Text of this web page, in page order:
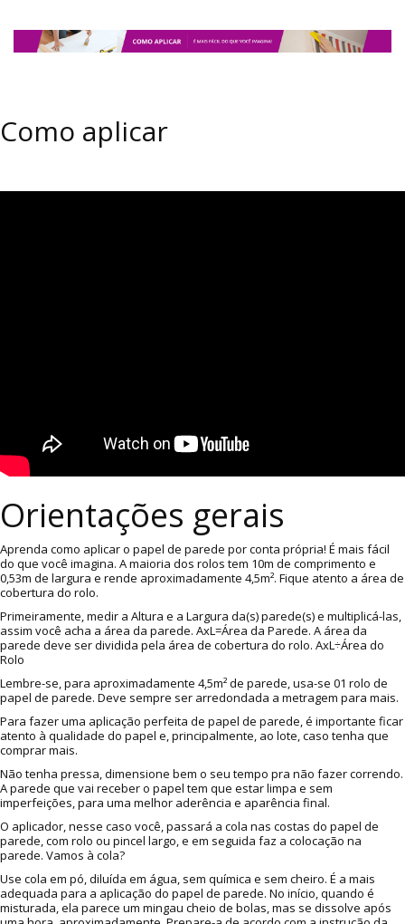
Como aplicar
Orientações gerais
Aprenda como aplicar o papel de parede por conta própria! É mais fácil
do que você imagina. A maioria dos rolos tem 10m de comprimento e
0,53m de largura e rende aproximadamente 4,5m². Fique atento a área de
cobertura do rolo.
Primeiramente, medir a Altura e a Largura da(s) parede(s) e multiplicá-las,
assim você acha a área da parede. AxL=Área da Parede. A área da
parede deve ser dividida pela área de cobertura do rolo. AxL÷Área do
Rolo
Lembre-se, para aproximadamente 4,5m² de parede, usa-se 01 rolo de
papel de parede. Deve sempre ser arredondada a metragem para mais.
Para fazer uma aplicação perfeita de papel de parede, é importante ficar
atento à qualidade do papel e, principalmente, ao lote, caso tenha que
comprar mais.
Não tenha pressa, dimensione bem o seu tempo pra não fazer correndo.
A parede que vai receber o papel tem que estar limpa e sem
imperfeições, para uma melhor aderência e aparência final.
O aplicador, nesse caso você, passará a cola nas costas do papel de
parede, com rolo ou pincel largo, e em seguida faz a colocação na
parede. Vamos à cola?
Use cola em pó, diluída em água, sem química e sem cheiro. É a mais
adequada para a aplicação do papel de parede. No início, quando é
misturada, ela parece um mingau cheio de bolas, mas se dissolve após